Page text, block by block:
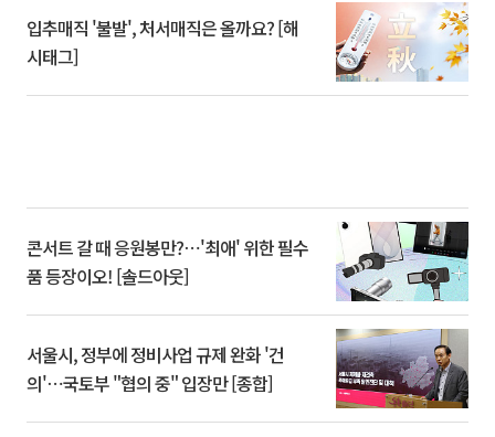
입추매직 '불발', 처서매직은 올까요? [해
시태그]
콘서트 갈 때 응원봉만?⋯'최애' 위한 필수
품 등장이오! [솔드아웃]
서울시, 정부에 정비사업 규제 완화 '건
의'⋯국토부 "협의 중" 입장만 [종합]